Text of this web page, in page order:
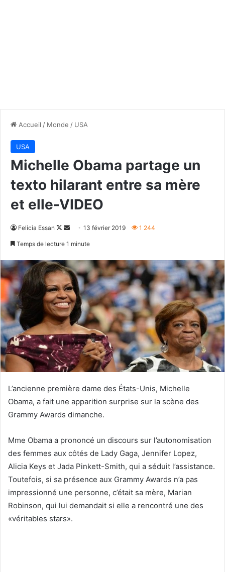
Accueil / Monde / USA
USA
Michelle Obama partage un
texto hilarant entre sa mère
et elle-VIDEO
Felicia Essan
Follow
Envoyer13 février 2019 1 244
Temps de lecture 1 minute
L’ancienne première dame des États-Unis, Michelle
Obama, a fait une apparition surprise sur la scène des
Grammy Awards dimanche.
Mme Obama a prononcé un discours sur l’autonomisation
des femmes aux côtés de Lady Gaga, Jennifer Lopez,
Alicia Keys et Jada Pinkett-Smith, qui a séduit l’assistance.
Toutefois, si sa présence aux Grammy Awards n’a pas
impressionné une personne, c’était sa mère, Marian
Robinson, qui lui demandait si elle a rencontré une des
«véritables stars».